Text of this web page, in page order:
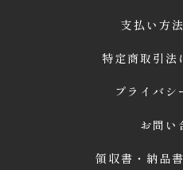
支払い方
特定商取引法
プライバシ
お問い
領収書・納品